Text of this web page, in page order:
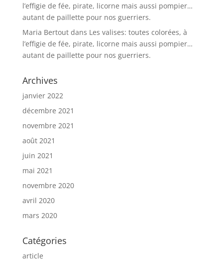
l’effigie de fée, pirate, licorne mais aussi pompier…
autant de paillette pour nos guerriers.
Maria Bertoutdans Les valises: toutes colorées, à
l’effigie de fée, pirate, licorne mais aussi pompier…
autant de paillette pour nos guerriers.
Archives
janvier 2022
décembre 2021
novembre 2021
août 2021
juin 2021
mai 2021
novembre 2020
avril 2020
mars 2020
Catégories
article